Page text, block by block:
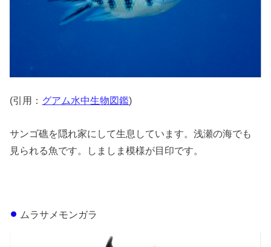
(引用： グアム水中生物図鑑)
サンゴ礁を隠れ家にして生息しています。浅瀬の海でも
見られる魚です。しましま模様が目印です。
ムラサメモンガラ